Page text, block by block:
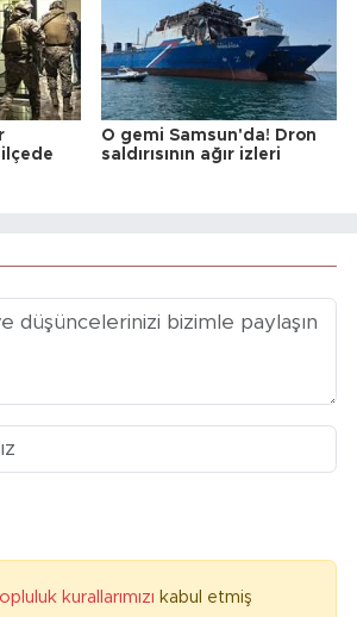
O gemi Samsun'da! Dron
saldırısının ağır izleri
kurallarımızı kabul etmiş